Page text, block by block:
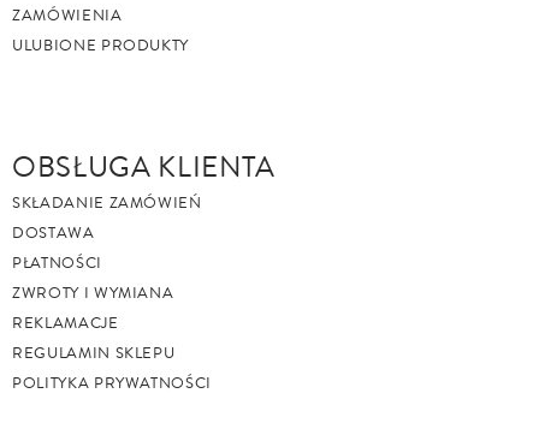
ZAMÓWIENIA
ULUBIONE PRODUKTY
OBSŁUGA KLIENTA
SKŁADANIE ZAMÓWIEŃ
DOSTAWA
PŁATNOŚCI
ZWROTY I WYMIANA
REKLAMACJE
REGULAMIN SKLEPU
POLITYKA PRYWATNOŚCI